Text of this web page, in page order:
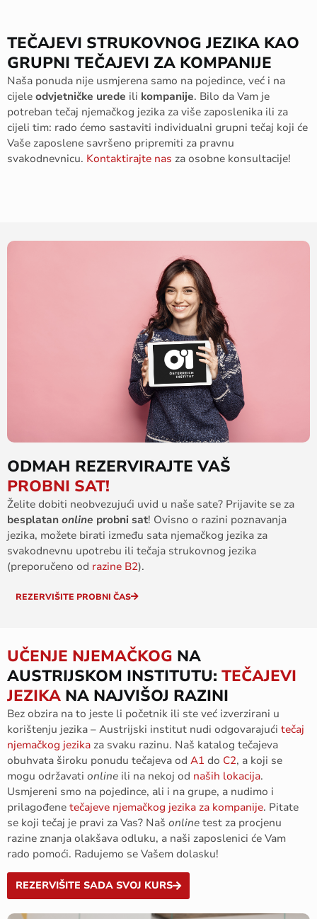
TEČAJEVI STRUKOVNOG JEZIKA KAO
GRUPNI TEČAJEVI ZA KOMPANIJE
Naša ponuda nije usmjerena samo na pojedince, već i na
cijele odvjetničke urede ili kompanije. Bilo da Vam je
potreban tečaj njemačkog jezika za više zaposlenika ili za
cijeli tim: rado ćemo sastaviti individualni grupni tečaj koji će
Vaše zaposlene savršeno pripremiti za pravnu
svakodnevnicu. Kontaktirajte nas za osobne konsultacije!
ODMAH REZERVIRAJTE VAŠ
PROBNI SAT!
Želite dobiti neobvezujući uvid u naše sate? Prijavite se za
besplatan online probni sat! Ovisno o razini poznavanja
jezika, možete birati između sata njemačkog jezika za
svakodnevnu upotrebu ili tečaja strukovnog jezika
(preporučeno od razine B2).
REZERVIŠITE PROBNI ČAS
UČENJE NJEMAČKOG NA
AUSTRIJSKOM INSTITUTU: TEČAJEVI
JEZIKA NA NAJVIŠOJ RAZINI
Bez obzira na to jeste li početnik ili ste već izverzirani u
korištenju jezika – Austrijski institut nudi odgovarajući tečaj
njemačkog jezika za svaku razinu. Naš katalog tečajeva
obuhvata široku ponudu tečajeva od A1 do C2, a koji se
mogu održavati online ili na nekoj od naših lokacija.
Usmjereni smo na pojedince, ali i na grupe, a nudimo i
prilagođene tečajeve njemačkog jezika za kompanije. Pitate
se koji tečaj je pravi za Vas? Naš online test za procjenu
razine znanja olakšava odluku, a naši zaposlenici će Vam
rado pomoći. Radujemo se Vašem dolasku!
REZERVIŠITE SADA SVOJ KURS